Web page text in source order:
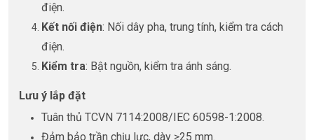
điện.
Kết nối điện: Nối dây pha, trung tính, kiểm tra cách
điện.
Kiểm tra: Bật nguồn, kiểm tra ánh sáng.
Lưu ý lắp đặt
Tuân thủ TCVN 7114:2008/IEC 60598-1:2008.
Đảm bảo trần chịu lực, dày ≥25 mm.